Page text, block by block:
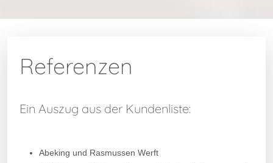
Referenzen
Ein Auszug aus der Kundenliste:
Abeking und Rasmussen Werft